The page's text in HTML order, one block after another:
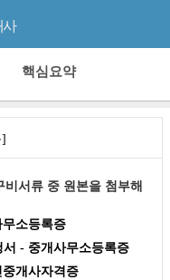
사
핵심요약
서류 중 원본을 첨부해
소등록증
- 중개사무소등록증
개사자격증